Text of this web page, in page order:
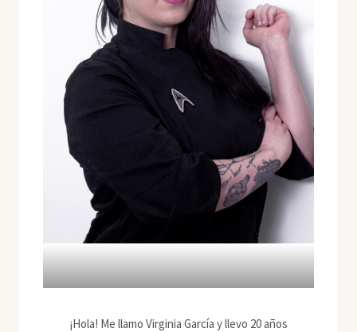
¡Hola! Me llamo Virginia García y llevo 20 años